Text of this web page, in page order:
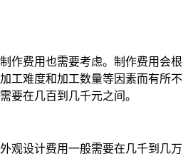
费用也需要考虑。制作费用会根
工难度和加工数量等因素而有所不
要在几百到几千元之间。
设计费用一般需要在几千到几万